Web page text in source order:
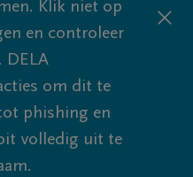
Klik niet op
en controleer
DELA
om dit te
phishing en
volledig uit te